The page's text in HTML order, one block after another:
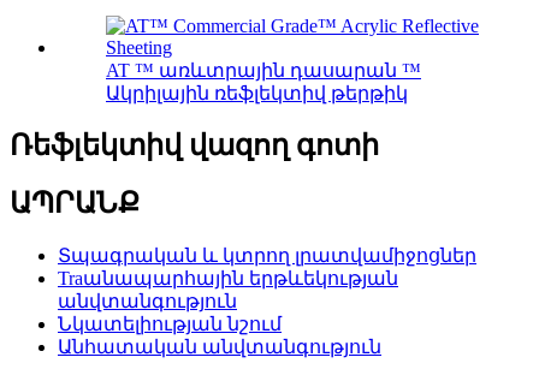
AT ™ առևտրային դասարան ™
Ակրիլային ռեֆլեկտիվ թերթիկ
Ռեֆլեկտիվ վազող գոտի
ԱՊՐԱՆՔ
Տպագրական և կտրող լրատվամիջոցներ
Traանապարհային երթևեկության
անվտանգություն
Նկատելիության նշում
Անհատական ​​անվտանգություն